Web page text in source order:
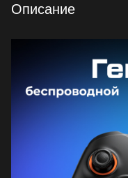
Описание